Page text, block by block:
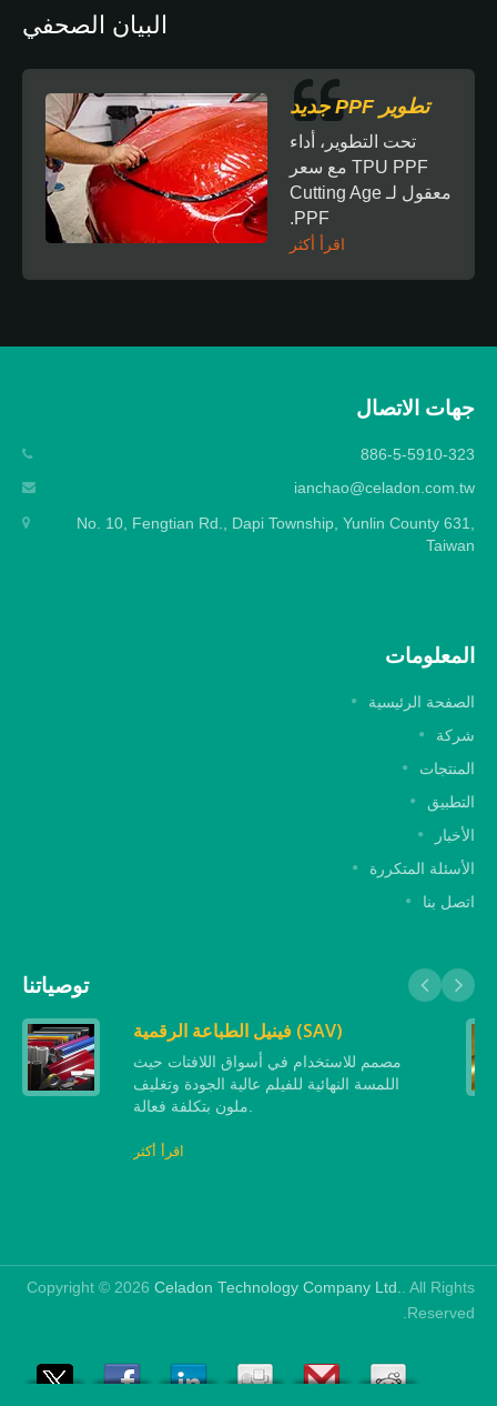
البيان الصحفي
تطوير PPF جديد
تحت التطوير، أداء
TPU PPF مع سعر
معقول لـ Cutting Age
PPF.
اقرأ أكثر
جهات الاتصال
886-5-5910-323
ianchao@celadon.com.tw
No. 10, Fengtian Rd., Dapi Township, Yunlin County 631,
Taiwan
المعلومات
الصفحة الرئيسية
شركة
المنتجات
التطبيق
الأخبار
الأسئلة المتكررة
اتصل بنا
توصياتنا
فينيل الطباعة الرقمية (SAV)
مصمم للاستخدام في أسواق اللافتات حيث
اللمسة النهائية للفيلم عالية الجودة وتغليف
اقرأ أكثر
Copyright © 2026 Celadon Technology Company Ltd.
. All Rights
Reserved.